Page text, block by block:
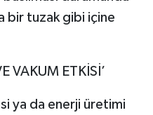
bir tuzak gibi içine
VAKUM ETKİSİ’
ya da enerji üretimi